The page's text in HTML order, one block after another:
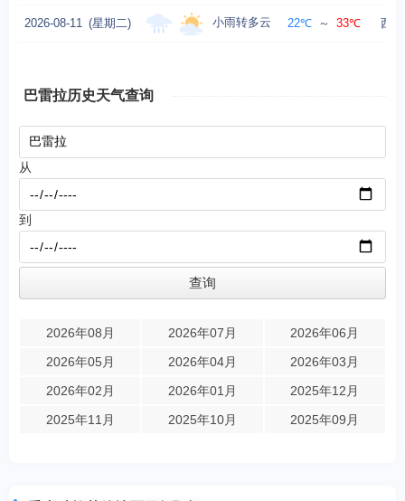
2026-08-11 (星期二) 小雨转多云 22℃ ～ 33℃ 西
巴雷拉历史天气查询
从
到
2026年08月 2026年07月
2026年06月
2026年05月
2026年04月
2026年03月
2026年02月
2026年01月
2025年12月
2025年11月
2025年10月 2025年09月